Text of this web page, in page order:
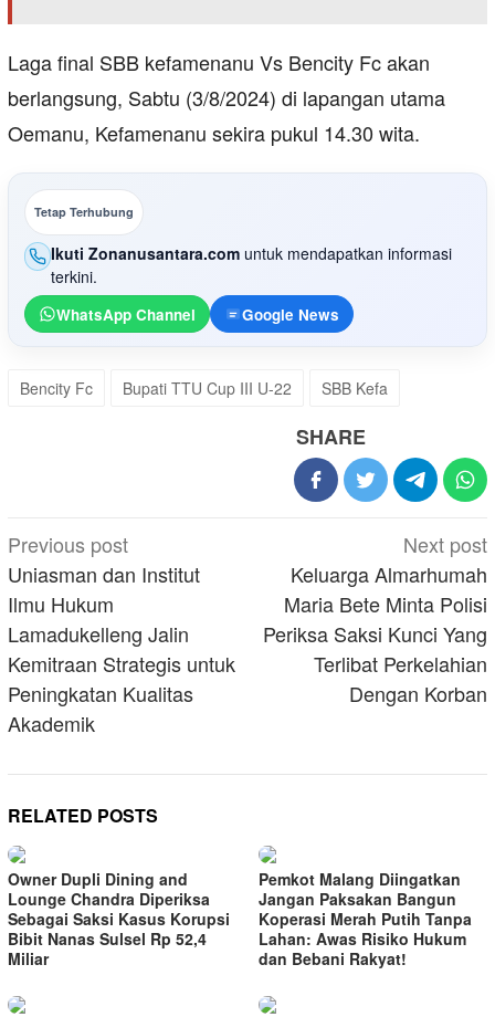
Laga final SBB kefamenanu Vs Bencity Fc akan
berlangsung, Sabtu (3/8/2024) di lapangan utama
Oemanu, Kefamenanu sekira pukul 14.30 wita.
Tetap Terhubung
Ikuti Zonanusantara.com untuk mendapatkan informasi
terkini.
WhatsApp Channel Google News
Bencity Fc Bupati TTU Cup III U-22 SBB Kefa
SHARE
Post
navigation
Previous post
Uniasman dan Institut
Ilmu Hukum
Lamadukelleng Jalin
Kemitraan Strategis untuk
Peningkatan Kualitas
Akademik
Next post
Keluarga Almarhumah
Maria Bete Minta Polisi
Periksa Saksi Kunci Yang
Terlibat Perkelahian
Dengan Korban
RELATED POSTS
Owner Dupli Dining and
Lounge Chandra Diperiksa
Sebagai Saksi Kasus Korupsi
Bibit Nanas Sulsel Rp 52,4
Miliar
Pemkot Malang Diingatkan
Jangan Paksakan Bangun
Koperasi Merah Putih Tanpa
Lahan: Awas Risiko Hukum
dan Bebani Rakyat!